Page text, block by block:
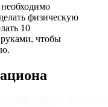
физическую
10
чтобы